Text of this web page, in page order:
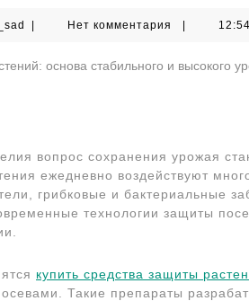
udachnyi_sadНет комментария 12:54
вопрос сохранения урожая
ежедневно воздействуют
грибковые и бактериальные
технологии защиты
купить средства защиты
Такие препараты